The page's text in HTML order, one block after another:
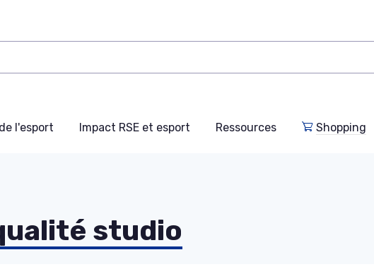
l'esport Impact RSE et esport Ressources Shopping
studio